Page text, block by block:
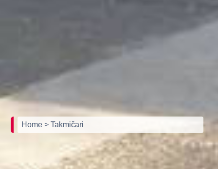
Home> Takmičari